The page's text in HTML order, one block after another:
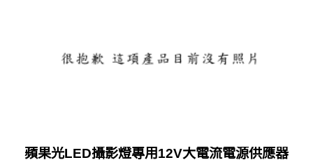
蘋果光LED攝影燈專用12V大電流電源供應器